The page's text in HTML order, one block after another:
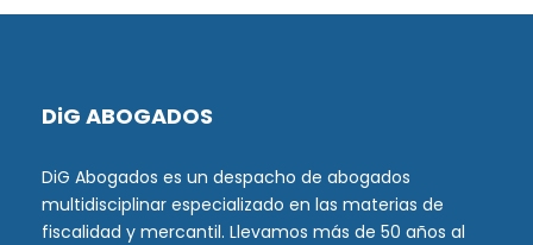
DiG ABOGADOS
DiG Abogados es un despacho de abogados
multidisciplinar especializado en las materias de
fiscalidad y mercantil. Llevamos más de 50 años al